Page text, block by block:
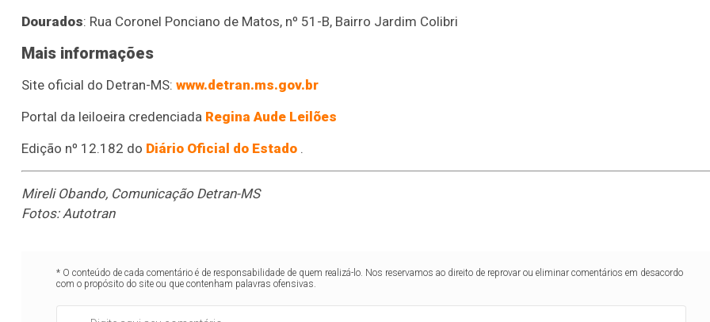
Dourados: Rua Coronel Ponciano de Matos, nº 51-B, Bairro Jardim Colibri
Mais informações
Site oficial do Detran-MS: www.detran.ms.gov.br
Portal da leiloeira credenciada Regina Aude Leilões
Edição nº 12.182 do Diário Oficial do Estado .
Mireli Obando, Comunicação Detran-MS
Fotos: Autotran
* O conteúdo de cada comentário é de responsabilidade de quem realizá-lo. Nos reservamos ao direito de reprovar ou eliminar comentários em desacordo
com o propósito do site ou que contenham palavras ofensivas.